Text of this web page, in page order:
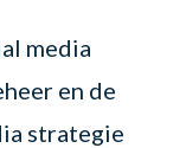
media
en de
strategie